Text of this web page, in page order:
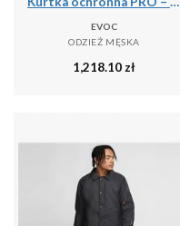
EVOC
ODZIEŻ MĘSKA
1,218.10 zł